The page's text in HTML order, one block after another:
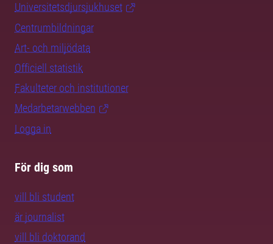
Universitetsdjursjukhuset
Centrumbildningar
Art- och miljödata
Officiell statistik
Fakulteter och institutioner
Medarbetarwebben
Logga in
För dig som
vill bli student
är journalist
vill bli doktorand